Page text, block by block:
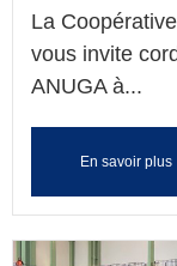
La
vous invite
ANUGA à...
En savoir plus